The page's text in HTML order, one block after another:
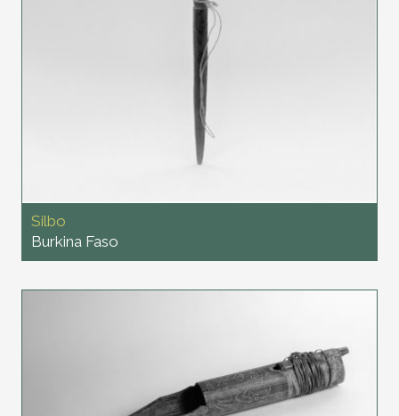
Silbo
Burkina Faso